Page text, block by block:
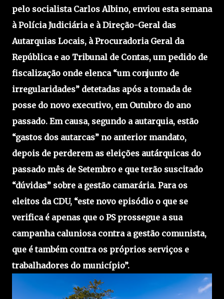
pelo socialista Carlos Albino, enviou esta semana
à Polícia Judiciária e à Direção-Geral das
Autarquias Locais, à Procuradoria Geral da
República e ao Tribunal de Contas, um pedido de
fiscalização onde elenca “um conjunto de
irregularidades” detetadas após a tomada de
posse do novo executivo, em Outubro do ano
passado. Em causa, segundo a autarquia, estão
“gastos dos autarcas” no anterior mandato,
depois de perderem as eleições autárquicas do
passado mês de Setembro e que terão suscitado
“dúvidas” sobre a gestão camarária. Para os
eleitos da CDU, “este novo episódio o que se
verifica é apenas que o PS prossegue a sua
campanha caluniosa contra a gestão comunista,
que é também contra os próprios serviços e
trabalhadores do município”.